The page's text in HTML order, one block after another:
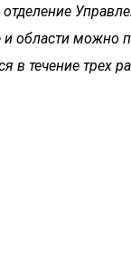
и области
в течение